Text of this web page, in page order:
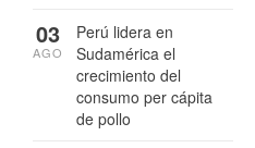
Perú lidera en
Sudamérica el
crecimiento del
consumo per cápita
de pollo
03
AGO